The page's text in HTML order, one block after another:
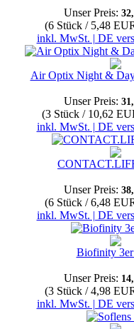
Unser Preis:
(6 Stück / 5,48
inkl. MwSt. | DE
Air Optix Night &
Unser Preis:
(3 Stück / 10,62
inkl. MwSt. | DE
Unser Preis:
(6 Stück / 6,48
inkl. MwSt. | DE
Biofinity
Unser Preis:
(3 Stück / 4,98
inkl. MwSt. | DE